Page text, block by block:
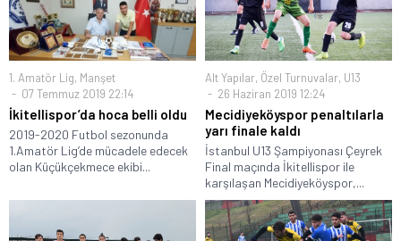
1. Amatör Lig, Manşet
07 Temmuz 2019 22:14
İkitellispor’da hoca belli oldu
2019-2020 Futbol sezonunda
1.Amatör Lig’de mücadele edecek
olan Küçükçekmece ekibi...
Alt Yapılar, Özel Turnuvalar, U13
26 Haziran 2019 12:24
Mecidiyeköyspor penaltılarla
yarı finale kaldı
İstanbul U13 Şampiyonası Çeyrek
Final maçında İkitellispor ile
karşılaşan Mecidiyeköyspor,...